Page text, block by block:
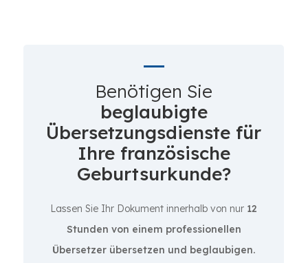
Benötigen Sie
beglaubigte
Übersetzungsdienste für
Ihre französische
Geburtsurkunde?
Lassen Sie Ihr Dokument innerhalb von nur 12
Stunden von einem professionellen
Übersetzer übersetzen und beglaubigen.